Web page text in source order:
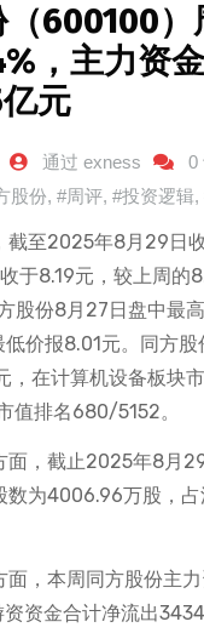
（600100）
，主力资
元
通过 exness
0
股份, #周评, #投资逻辑,
截至2025年8月29日
于8.19元，较上周的
股份8月27日盘中最
价报8.01元。同方股
，在计算机设备板块
值排名680/5152。
面，截止2025年8月
数为4006.96万股，占
面，本周同方股份主
资资金合计净流出